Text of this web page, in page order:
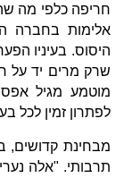
חריפה כלפי מה
אלימות בחברה
היסוס. בעיניו
שרק מרים יד על
מוטמע מגיל
לפתרון זמין לכל
מבחינת קדושים,
תרבותי. "אלה